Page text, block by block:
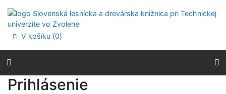
Prejsť na menu
Prehlásenie o webovej prístupnosti
V košíku (0)
Prihlásenie